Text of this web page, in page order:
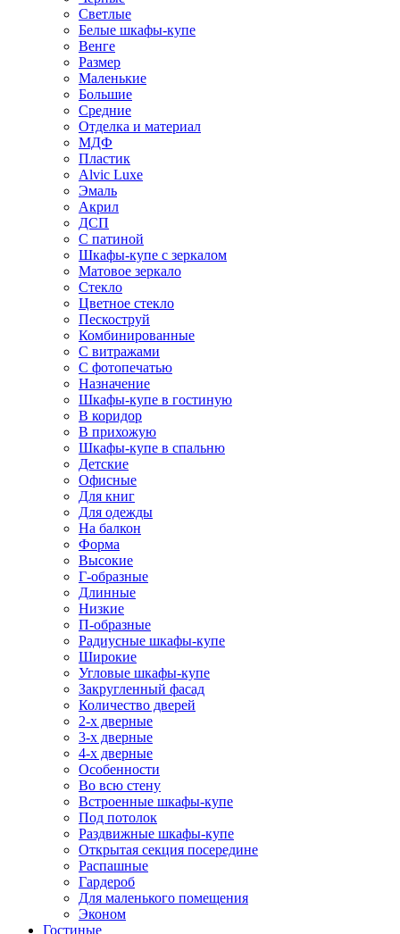
Светлые
Белые шкафы-купе
Венге
Размер
Маленькие
Большие
Средние
Отделка и материал
МДФ
Пластик
Alvic Luxe
Эмаль
Акрил
ДСП
С патиной
Шкафы-купе с зеркалом
Матовое зеркало
Стекло
Цветное стекло
Пескоструй
Комбинированные
С витражами
С фотопечатью
Назначение
Шкафы-купе в гостиную
В коридор
В прихожую
Шкафы-купе в спальню
Детские
Офисные
Для книг
Для одежды
На балкон
Форма
Высокие
Г-образные
Длинные
Низкие
П-образные
Радиусные шкафы-купе
Широкие
Угловые шкафы-купе
Закругленный фасад
Количество дверей
2-х дверные
3-х дверные
4-х дверные
Особенности
Во всю стену
Встроенные шкафы-купе
Под потолок
Раздвижные шкафы-купе
Открытая секция посередине
Распашные
Гардероб
Для маленького помещения
Эконом
Гостиные